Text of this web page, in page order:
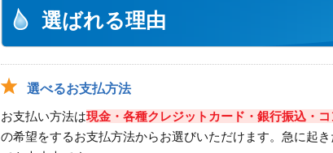
選ばれる理由
選べるお支払方法
お支払い方法は現金・各種クレジットカード・銀行振込・
の希望をするお支払方法からお選びいただけます。急に起